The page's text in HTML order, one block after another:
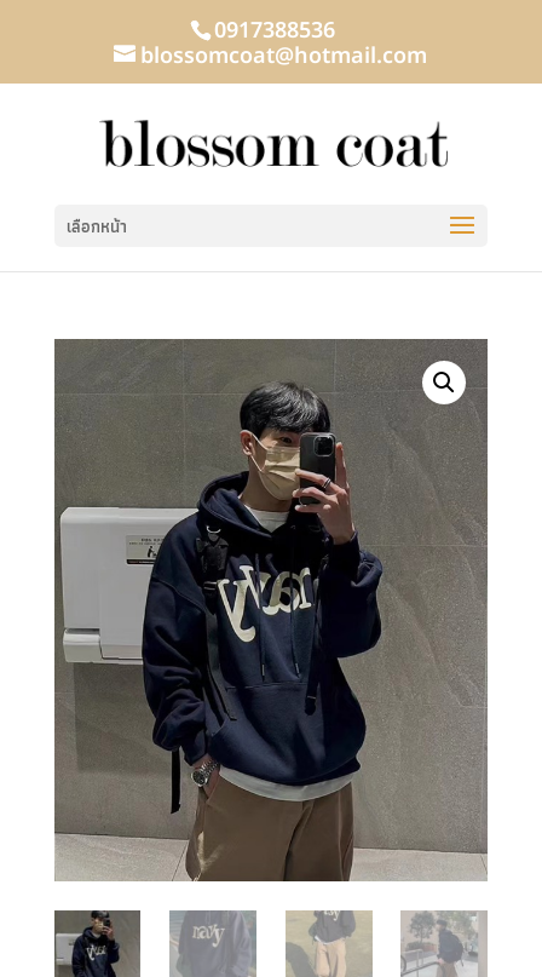
0917388536
blossomcoat@hotmail.com
เลือกหน้า